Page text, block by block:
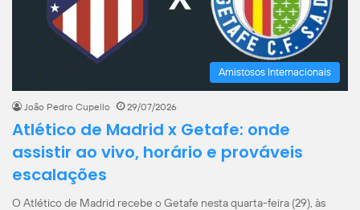
Amistosos Internacionais
João Pedro Cupello 29/07/2026
Atlético de Madrid x Getafe: onde
assistir ao vivo, horário e prováveis
escalações
O Atlético de Madrid recebe o Getafe nesta quarta-feira (29), às